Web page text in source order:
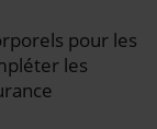
pour les
les